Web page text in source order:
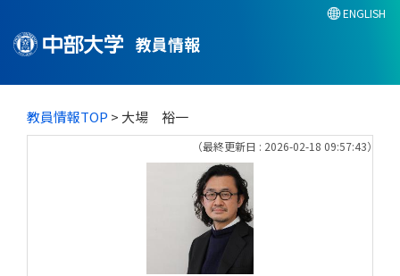
教員情報
ENGLISH
教員情報TOP > 大場 裕一
（最終更新日 : 2026-02-18 09:57:43）